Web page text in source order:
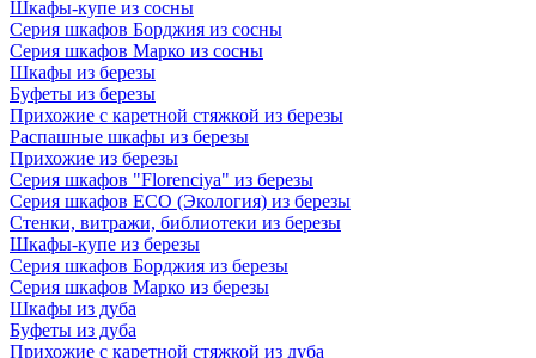
Шкафы-купе из сосны
Серия шкафов Борджия из сосны
Серия шкафов Марко из сосны
Шкафы из березы
Буфеты из березы
Прихожие с каретной стяжкой из березы
Распашные шкафы из березы
Прихожие из березы
Серия шкафов "Florenciya" из березы
Серия шкафов ECO (Экология) из березы
Стенки, витражи, библиотеки из березы
Шкафы-купе из березы
Серия шкафов Борджия из березы
Серия шкафов Марко из березы
Шкафы из дуба
Буфеты из дуба
Прихожие с каретной стяжкой из дуба